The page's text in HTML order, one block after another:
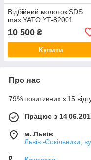
Відбійний молоток SDS
max YATO YT-82001
10 500 ₴
Купити
Про нас
79% позитивних з 15
Працює з
м. Львів
Львів -Сокільники,